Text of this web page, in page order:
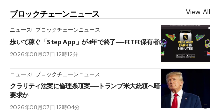
ブロックチェーンニュース View All
ニュース ブロックチェーンニュース
歩いて稼ぐ「Step App」が4年で終了──FITFI保有者に対応呼びかけ
2026年08月07日 12時12分
ニュース ブロックチェーンニュース
クラリティ法案に倫理条項案──トランプ米大統領へ暗号資産事業の売却
要求か
2026年08月07日 12時04分